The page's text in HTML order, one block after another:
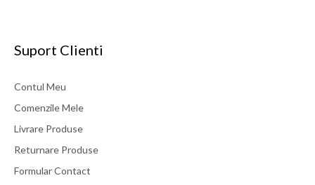
Suport Clienti
Contul Meu
Comenzile Mele
Livrare Produse
Returnare Produse
Formular Contact